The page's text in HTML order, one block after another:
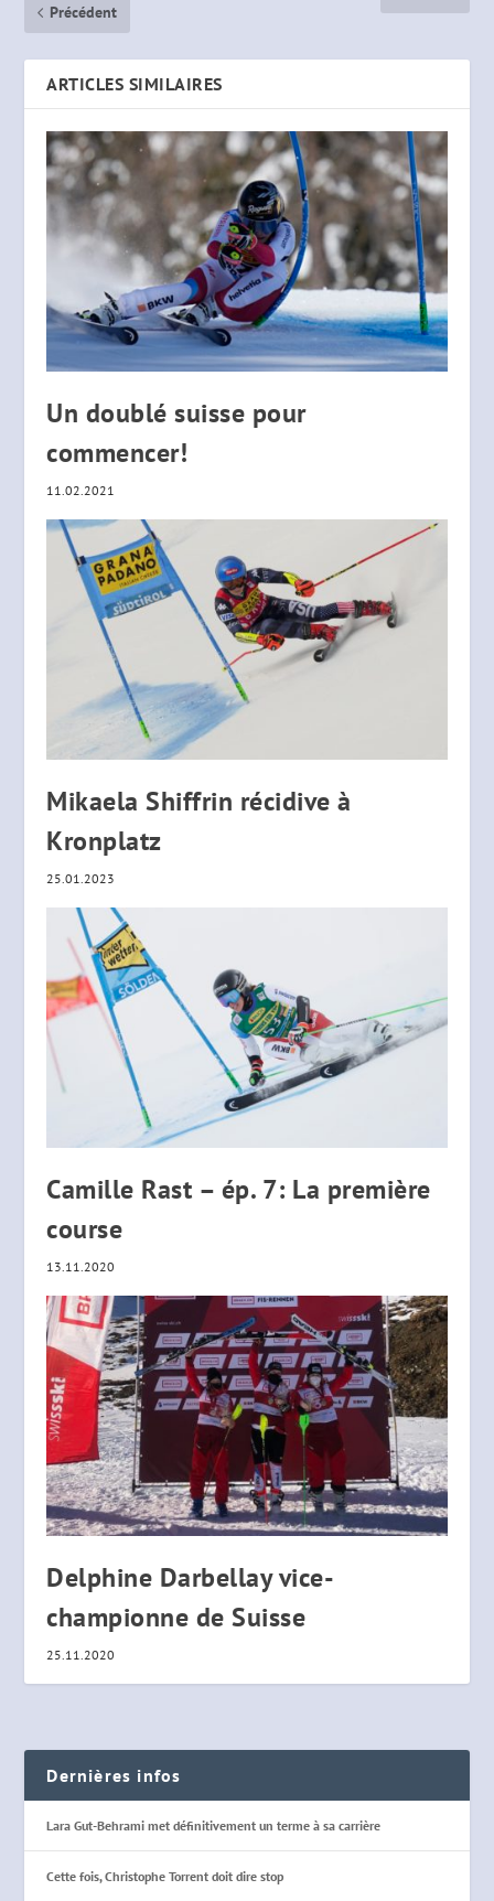
Précédent
ARTICLES SIMILAIRES
Un doublé suisse pour
commencer!
11.02.2021
Mikaela Shiffrin récidive à
Kronplatz
25.01.2023
Camille Rast – ép. 7: La première
course
13.11.2020
Delphine Darbellay vice-
championne de Suisse
25.11.2020
Dernières infos
Lara Gut-Behrami met définitivement un terme à sa carrière
Cette fois, Christophe Torrent doit dire stop